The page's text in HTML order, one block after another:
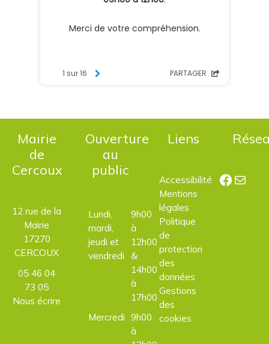
Mairie
de
Cercoux
12 rue de la
Mairie
17270
CERCOUX
05 46 04
73 05
Nous écrire
Ouverture
au
public
Lundi,
mardi,
jeudi et
vendredi
9h00
à
12h00
&
14h00
à
17h00
Mercredi 9h00
à
Liens
Accessibilité
Mentions
légales
Politique
de
protection
des
données
Gestions
des
cookies
E-mail